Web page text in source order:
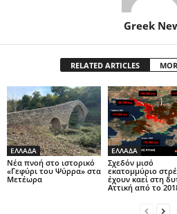
Greek
RELATED ARTICLES
ΕΛΛΑΔΑ
Νέα πνοή στο ιστορικό
«Γεφύρι του Ψύρρα» στα
Μετέωρα
ΕΛΛΑΔΑ
Σχεδόν μισό
εκατομμύριο
έχουν καεί στη
Αττική από το